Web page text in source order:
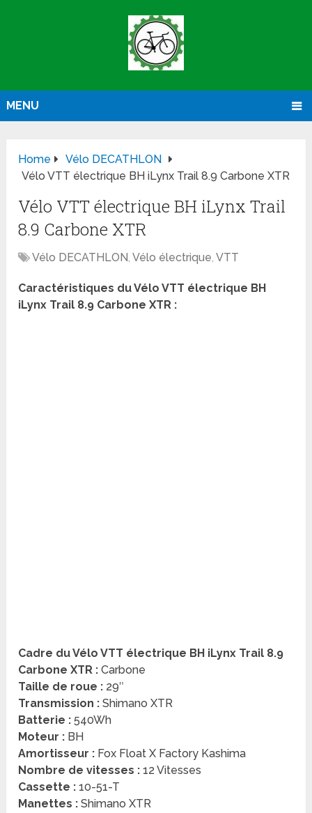
MENU
Home
Vélo DECATHLON
Vélo VTT électrique BH iLynx Trail 8.9 Carbone XTR
Vélo VTT électrique BH iLynx Trail
8.9 Carbone XTR
Vélo DECATHLON,Vélo électrique,VTT
Caractéristiques du Vélo VTT électrique BH
iLynx Trail 8.9 Carbone XTR :
Cadre du Vélo VTT électrique BH iLynx Trail 8.9
Carbone XTR : Carbone
Taille de roue : 29″
Transmission : Shimano XTR
Batterie : 540Wh
Moteur : BH
Amortisseur : Fox Float X Factory Kashima
Nombre de vitesses : 12 Vitesses
Cassette :10-51-T
Manettes : Shimano XTR